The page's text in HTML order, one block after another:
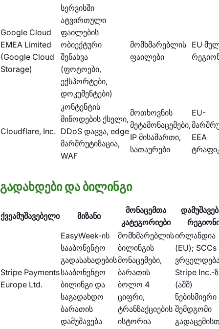
Google Cloud
EMEA Limited
(Google Cloud
Storage)
სერვისში
ატვირთული
ფაილების
ობიექტური
შენახვა
(ფოტოები,
ექსპორტები,
დოკუმენტები)
მომხმარებლის
ფაილები
EU
Cloudflare, Inc.
კონტენტის
მიწოდების ქსელი,
DDoS დაცვა, edge
მარშრუტიზაცია,
WAF
მოთხოვნის
მეტამონაცემები,
IP მისამართი,
სათაურები
EU-
EEA
გადახდები და ბილინგი
ქვეამუშავებელი მიზანი
მონაცემთა
კატეგორიები
Stripe Payments
Europe Ltd.
EasyWeek-ის
სააბონენტო
გადასახადების
სააბონენტო
ბილინგი და
საგადახდო
ბარათის
დამუშავება
მომხმარებლის
ბილინგის
მონაცემები,
ბარათის
ბოლო 4
ციფრი,
ტრანზაქციების
ისტორია
ირლანდია
(EU); SCCs
Stripe Inc.-
(აშშ)
ნებისმიერი
შემდგომი